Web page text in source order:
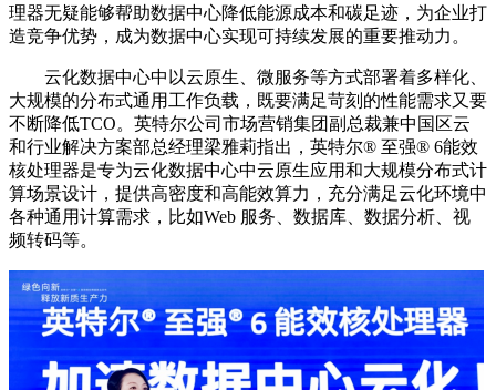
理器无疑能够帮助数据中心降低能源成本和碳足迹，为企业打
造竞争优势，成为数据中心实现可持续发展的重要推动力。
云化数据中心中以云原生、微服务等方式部署着多样化、
大规模的分布式通用工作负载，既要满足苛刻的性能需求又要
不断降低TCO。英特尔公司市场营销集团副总裁兼中国区云
和行业解决方案部总经理梁雅莉指出，英特尔® 至强® 6能效
核处理器是专为云化数据中心中云原生应用和大规模分布式计
算场景设计，提供高密度和高能效算力，充分满足云化环境中
各种通用计算需求，比如Web 服务、数据库、数据分析、视
频转码等。